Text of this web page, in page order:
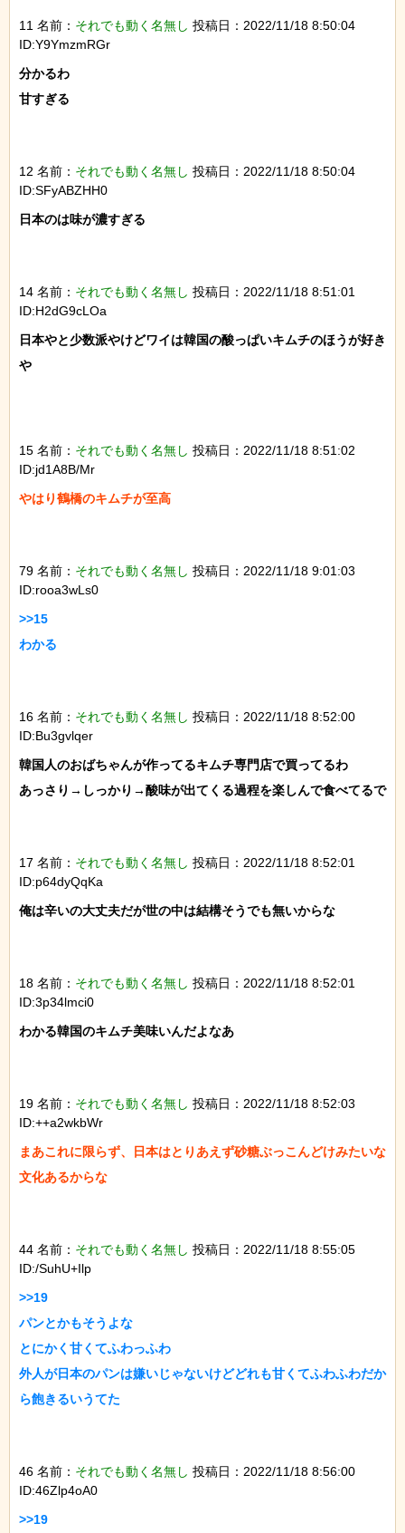
11 名前： それでも動く名無し 投稿日：2022/11/18 8:50:04
ID:Y9YmzmRGr
分かるわ
甘すぎる
12 名前： それでも動く名無し 投稿日：2022/11/18 8:50:04
ID:SFyABZHH0
日本のは味が濃すぎる
14 名前： それでも動く名無し 投稿日：2022/11/18 8:51:01
ID:H2dG9cLOa
日本やと少数派やけどワイは韓国の酸っぱいキムチのほうが好き
や
15 名前： それでも動く名無し 投稿日：2022/11/18 8:51:02
ID:jd1A8B/Mr
やはり鶴橋のキムチが至高
79 名前： それでも動く名無し 投稿日：2022/11/18 9:01:03
ID:rooa3wLs0
>>15
わかる
16 名前： それでも動く名無し 投稿日：2022/11/18 8:52:00
ID:Bu3gvlqer
韓国人のおばちゃんが作ってるキムチ専門店で買ってるわ
あっさり→しっかり→酸味が出てくる過程を楽しんで食べてるで
17 名前： それでも動く名無し 投稿日：2022/11/18 8:52:01
ID:p64dyQqKa
俺は辛いの大丈夫だが世の中は結構そうでも無いからな
18 名前： それでも動く名無し 投稿日：2022/11/18 8:52:01
ID:3p34lmci0
わかる韓国のキムチ美味いんだよなあ
19 名前： それでも動く名無し 投稿日：2022/11/18 8:52:03
ID:++a2wkbWr
まあこれに限らず、日本はとりあえず砂糖ぶっこんどけみたいな
文化あるからな
44 名前： それでも動く名無し 投稿日：2022/11/18 8:55:05
ID:/SuhU+Ilp
>>19
パンとかもそうよな
とにかく甘くてふわっふわ
外人が日本のパンは嫌いじゃないけどどれも甘くてふわふわだか
ら飽きるいうてた
46 名前： それでも動く名無し 投稿日：2022/11/18 8:56:00
ID:46Zlp4oA0
>>19